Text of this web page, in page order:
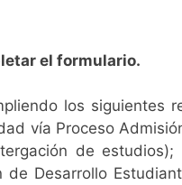
el formulario.
los siguientes
vía Proceso
de
Desarrollo